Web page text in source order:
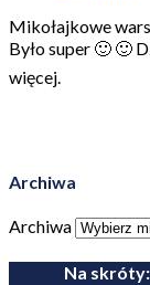
Mikołajkowe
Było super 🙂 🙂
więcej.
Archiwa
Archiwa
Na skróty: